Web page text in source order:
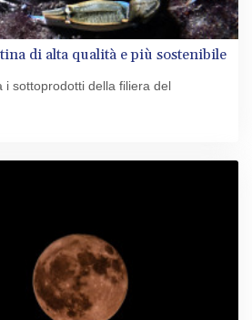
di alta qualità e più sostenibile
i sottoprodotti della filiera del